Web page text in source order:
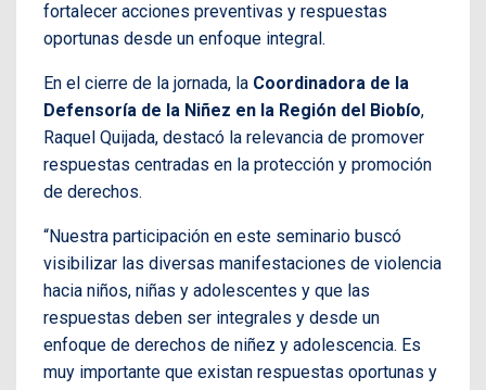
fortalecer acciones preventivas y respuestas
oportunas desde un enfoque integral.
En el cierre de la jornada, la Coordinadora de la
Defensoría de la Niñez en la Región del Biobío,
Raquel Quijada, destacó la relevancia de promover
respuestas centradas en la protección y promoción
de derechos.
“Nuestra participación en este seminario buscó
visibilizar las diversas manifestaciones de violencia
hacia niños, niñas y adolescentes y que las
respuestas deben ser integrales y desde un
enfoque de derechos de niñez y adolescencia. Es
muy importante que existan respuestas oportunas y